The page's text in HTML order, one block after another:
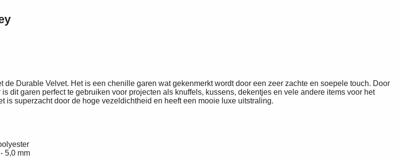
de Durable Velvet. Het is een chenille garen wat gekenmerkt wordt door een zeer zachte en soepele touch. Door
dit garen perfect te gebruiken voor projecten als knuffels, kussens, dekentjes en vele andere items voor het
is superzacht door de hoge vezeldichtheid en heeft een mooie luxe uitstraling.
5,0 mm